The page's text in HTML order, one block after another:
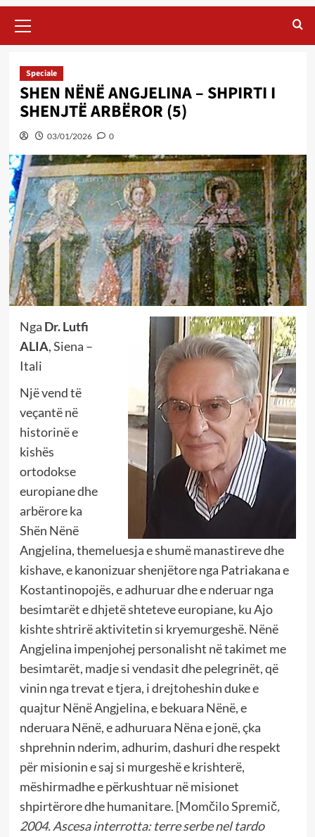
Menu
Speciale
SHEN NËNË ANGJELINA – SHPIRTI I
SHENJTË ARBËROR (5)
03/01/2026 0
Nga Dr. Lutfi
ALIA, Siena –
Itali
Një vend të
veçantë në
historinë e
kishës
ortodokse
europiane dhe
arbërore ka
Shën Nënë
Angjelina, themeluesja e shumë manastireve dhe
kishave, e kanonizuar shenjëtore nga Patriakana e
Kostantinopojës, e adhuruar dhe e nderuar nga
besimtarët e dhjetë shteteve europiane, ku Ajo
kishte shtrirë aktivitetin si kryemurgeshë. Nënë
Angjelina impenjohej personalisht në takimet me
besimtarët, madje si vendasit dhe pelegrinët, që
vinin nga trevat e tjera, i drejtoheshin duke e
quajtur Nënë Angjelina, e bekuara Nënë, e
nderuara Nënë, e adhuruara Nëna e jonë, çka
shprehnin nderim, adhurim, dashuri dhe respekt
për misionin e saj si murgeshë e krishterë,
mëshirmadhe e përkushtuar në misionet
shpirtërore dhe humanitare. [Momčilo Spremič,
2004. Ascesa interrotta: terre serbe nel tardo